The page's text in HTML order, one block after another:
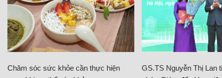
Chăm sóc sức khỏe cần thực hiện
GS.TS Nguyễn Thị Lan